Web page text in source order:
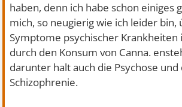
haben, denn ich habe schon einiges
mich, so neugierig wie ich leider bin,
Symptome psychischer
durch den Konsum von Canna.
darunter halt auch die Psychose und
Schizophrenie.